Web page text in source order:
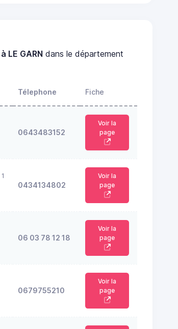
LE GARN dans le département
Télephone Fiche
0643483152
Voir la
page
0434134802
Voir la
page
06 03 78 12 18
Voir la
page
0679755210
Voir la
page